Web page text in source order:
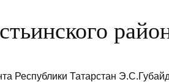
Республики Татарстан